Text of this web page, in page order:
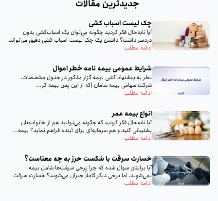
جدیدترین مقالات
چک لیست اسباب‌ کشی
آیا تا‌به‌حال فکر کردید چگونه می‌توان یک اسباب‌کشی بدون
دردسر داشت؟ داشتن یک چک لیست اسباب‌ کشی دقیق می‌تواند
تمام...
ادامه مطلب
شرایط عمومی بیمه‌ نامه خطر اموال
نظر به پيشنهاد كتبى بيمه گزار مذكور در جدول مشخصات،
شركت سهامى بيمه سامان (كه از اين پس بيمه گر...
ادامه مطلب
انواع بیمه عمر
آیا تا‌به‌حال فکر کردید که چگونه می‌توانید هم از خانواده‌تان
پشتیبانی کنید و هم سرمایه‌ای برای آینده فراهم نماید؟ بیمه...
ادامه مطلب
خسارت سرقت با شکست حرز به چه معناست؟
آیا برایتان سوال شده که چرا برخی سرقت‌ها شامل بیمه
نمی‌شوند، اما برخی دیگر کاملاً جبران می‌شوند؟ خسارت سرقت
با...
ادامه مطلب